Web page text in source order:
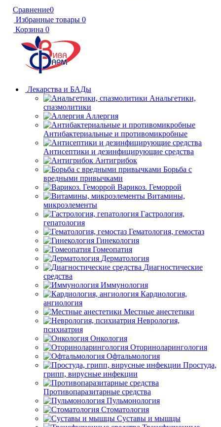
Сравнение0
Избранные товары 0
Корзина 0
Лекарства и БАДы
Анальгетики,
спазмолитики
Аллергия
Антибактериальные и противомикробные
Антисептики и дезинфицирующие средства
Антигрибок
Борьба с
вредными привычками
Варикоз. Геморрой
Витамины,
микроэлементы
Гастрология,
гепатология
Гематология, гемостаз
Гинекология
Гомеопатия
Дерматология
Диагностические
средства
Иммунология
Кардиология,
ангиология
Местные анестетики
Неврология,
психиатрия
Онкология
Оториноларингология
Офтальмология
Простуда,
грипп, вирусные инфекции
Противопаразитарные средства
Пульмонология
Стоматология
Суставы и мышцы